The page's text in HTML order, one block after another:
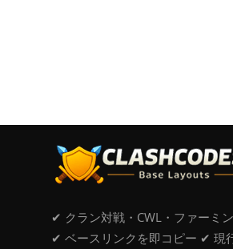
✔ クラン対戦・CWL・ファーミ
✔ ベースリンクを即コピー ✔ 現